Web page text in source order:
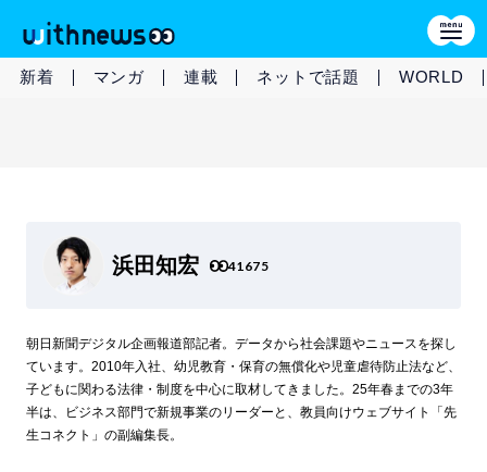
新着 マンガ 連載 ネットで話題 WORLD
浜田知宏 41675
朝日新聞デジタル企画報道部記者。データから社会課題やニュースを探し
ています。2010年入社、幼児教育・保育の無償化や児童虐待防止法など、
子どもに関わる法律・制度を中心に取材してきました。25年春までの3年
半は、ビジネス部門で新規事業のリーダーと、教員向けウェブサイト「先
生コネクト」の副編集長。